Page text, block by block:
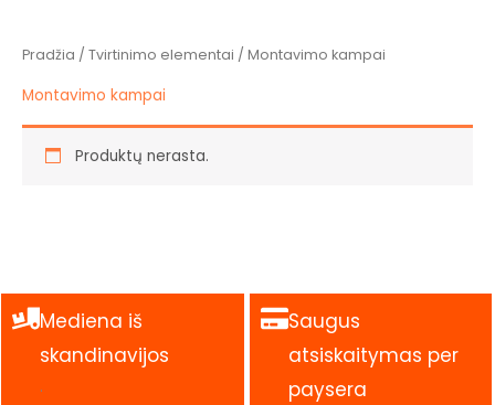
Pradžia / Tvirtinimo elementai / Montavimo kampai
Montavimo kampai
Produktų nerasta.
Mediena iš
skandinavijos
.
Saugus
atsiskaitymas per
paysera